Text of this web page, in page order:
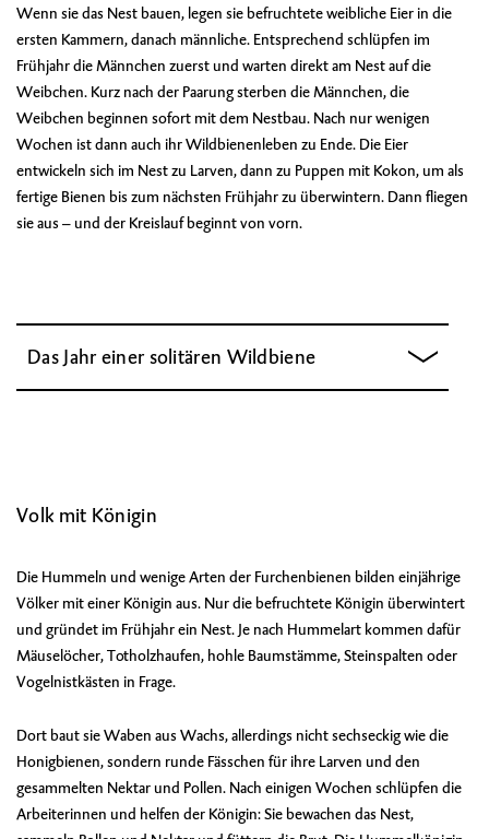
Wenn sie das Nest bauen, legen sie befruchtete weibliche Eier in die
ersten Kammern, danach männliche. Entsprechend schlüpfen im
Frühjahr die Männchen zuerst und warten direkt am Nest auf die
Weibchen. Kurz nach der Paarung sterben die Männchen, die
Weibchen beginnen sofort mit dem Nestbau. Nach nur wenigen
Wochen ist dann auch ihr Wildbienenleben zu Ende. Die Eier
entwickeln sich im Nest zu Larven, dann zu Puppen mit Kokon, um als
fertige Bienen bis zum nächsten Frühjahr zu überwintern. Dann fliegen
sie aus – und der Kreislauf beginnt von vorn.
Das Jahr einer solitären Wildbiene
Volk mit Königin
Die Hummeln und wenige Arten der Furchenbienen bilden einjährige
Völker mit einer Königin aus. Nur die befruchtete Königin überwintert
und gründet im Frühjahr ein Nest. Je nach Hummelart kommen dafür
Mäuselöcher, Totholzhaufen, hohle Baumstämme, Steinspalten oder
Vogelnistkästen in Frage.
Dort baut sie Waben aus Wachs, allerdings nicht sechseckig wie die
Honigbienen, sondern runde Fässchen für ihre Larven und den
gesammelten Nektar und Pollen. Nach einigen Wochen schlüpfen die
Arbeiterinnen und helfen der Königin: Sie bewachen das Nest,